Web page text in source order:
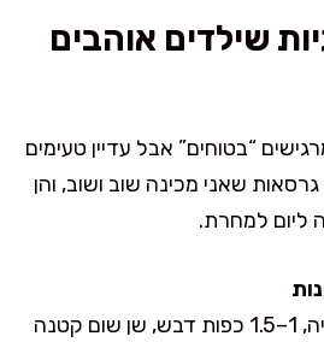
שילדים אוהבים
“בטוחים” אבל עדיין טעימים
שאני מכינה שוב ושוב, והן
ליום למחרת.
אני מערבבת 2 כפות סויה, 1–1.5 כפות דבש, שן שום קטנה